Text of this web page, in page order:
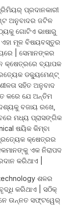
ପ୍ରଦାନକାରୀ
ଅନୁବାଦର ଜଟିଳ
ଗୋଟିଏ ଭାଷାରୁ
ମୂଳ ବିଷୟବସ୍ତୁର
| ସେମାନଙ୍କର
କ୍ଷେତ୍ରରେ ବ୍ୟାପକ
ଡକ୍ୟୁମେଣ୍ଟ୍
ସହିତ ଅନୁବାଦ
କରେ ଯେ ଅନ୍ତିମ
ବଜାୟ ରଖେ,
ମଧ୍ୟ ପ୍ରାସଙ୍ଗିକ
ଷୟିକ କିମ୍ବା
କ୍ଷେତ୍ରର
ଏକ ନିରାପଦ
କରିଥାଏ |
ଶଳର
କରିଥାଏ | ସଠିକ୍
ଉନ୍ନତ ସଫ୍ଟୱେର୍